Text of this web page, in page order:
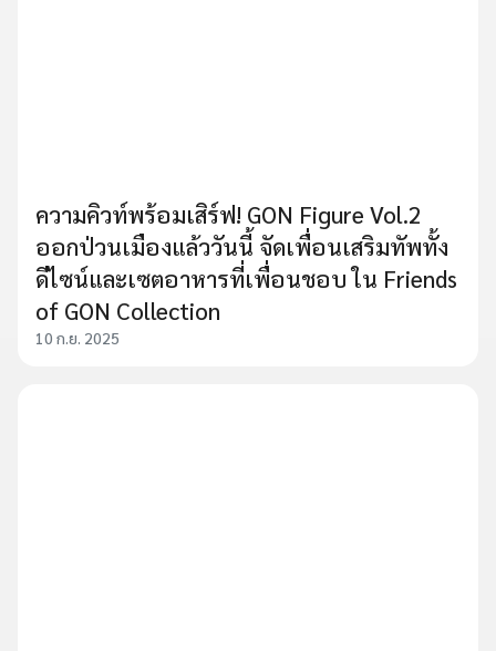
ความคิวท์พร้อมเสิร์ฟ! GON Figure Vol.2
ออกป่วนเมืองแล้ววันนี้ จัดเพื่อนเสริมทัพทั้ง
ดีไซน์และเซตอาหารที่เพื่อนชอบ ใน Friends
of GON Collection
10 ก.ย. 2025